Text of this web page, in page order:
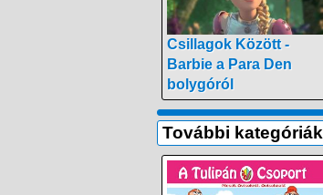
Csillagok Között -
Barbie a Para Den
bolygóról
További kategóriák